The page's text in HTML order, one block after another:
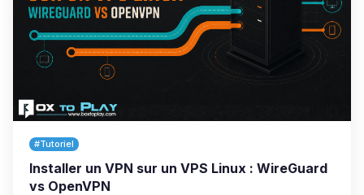
#Tutoriel
Installer un VPN sur un VPS Linux : WireGuard
vs OpenVPN